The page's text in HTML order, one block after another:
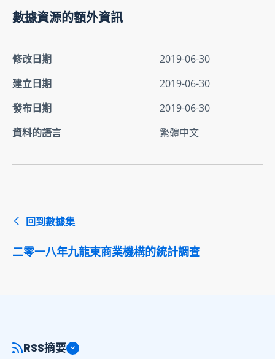
數據資源的額外資訊
修改日期
2019-06-30
建立日期
2019-06-30
發布日期
2019-06-30
資料的語言
繁體中文
回到數據集
二零一八年九龍東商業機構的統計調查
RSS摘要